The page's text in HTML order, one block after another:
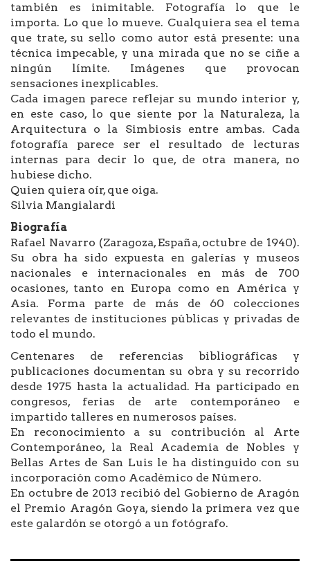
también es inimitable. Fotografía lo que le
importa. Lo que lo mueve. Cualquiera sea el tema
que trate, su sello como autor está presente: una
técnica impecable, y una mirada que no se ciñe a
ningún límite. Imágenes que provocan
sensaciones inexplicables.
Cada imagen parece reflejar su mundo interior y,
en este caso, lo que siente por la Naturaleza, la
Arquitectura o la Simbiosis entre ambas. Cada
fotografía parece ser el resultado de lecturas
internas para decir lo que, de otra manera, no
hubiese dicho.
Quien quiera oír, que oiga.
Silvia Mangialardi
Biografía
Rafael Navarro (Zaragoza, España, octubre de 1940).
Su obra ha sido expuesta en galerías y museos
nacionales e internacionales en más de 700
ocasiones, tanto en Europa como en América y
Asia. Forma parte de más de 60 colecciones
relevantes de instituciones públicas y privadas de
todo el mundo.
Centenares de referencias bibliográficas y
publicaciones documentan su obra y su recorrido
desde 1975 hasta la actualidad. Ha participado en
congresos, ferias de arte contemporáneo e
impartido talleres en numerosos países.
En reconocimiento a su contribución al Arte
Contemporáneo, la Real Academia de Nobles y
Bellas Artes de San Luis le ha distinguido con su
incorporación como Académico de Número.
En octubre de 2013 recibió del Gobierno de Aragón
el Premio Aragón Goya, siendo la primera vez que
este galardón se otorgó a un fotógrafo.